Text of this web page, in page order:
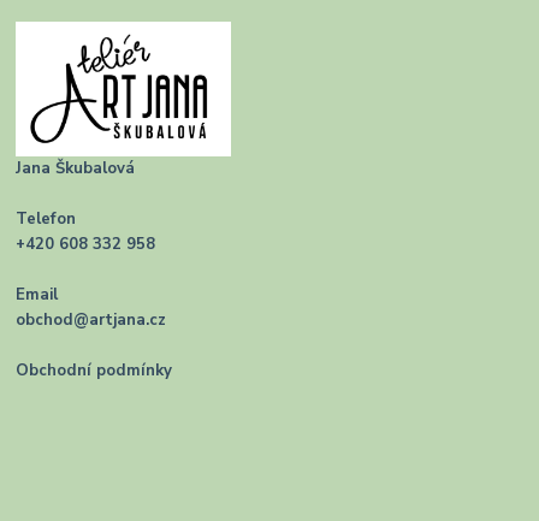
Jana Škubalová
Telefon
+420 608 332 958
Email
obchod@artjana.cz
Obchodní podmínky